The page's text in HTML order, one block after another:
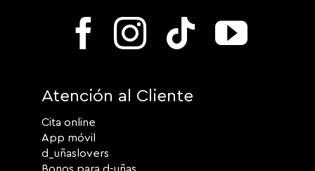
Atención al Cliente
Cita online
App móvil
d_uñaslovers